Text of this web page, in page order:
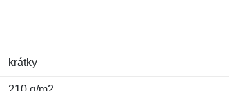
krátky